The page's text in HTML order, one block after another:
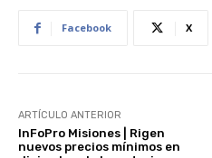
Facebook X
ARTÍCULO ANTERIOR
InFoPro Misiones | Rigen
nuevos precios mínimos en